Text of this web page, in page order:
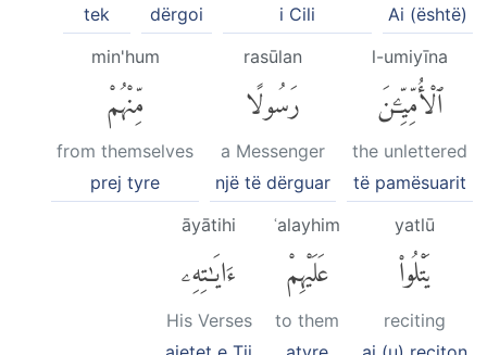
Ai (është)
i Cili
dërgoi
tek
l-umiyīna
ٱلْأُمِّيِّۦنَ
the unlettered
të pamësuarit
rasūlan
رَسُولًا
a Messenger
një të dërguar
min'hum
مِّنْهُمْ
from themselves
prej tyre
yatlū
يَتْلُوا۟
reciting
ʿalayhim
عَلَيْهِمْ
to them
āyātihi
ءَايَٰتِهِۦ
His Verses